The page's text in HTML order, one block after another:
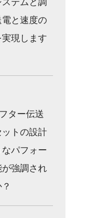
と速度の
現します
ター伝送
トの設計
パフォー
強調され